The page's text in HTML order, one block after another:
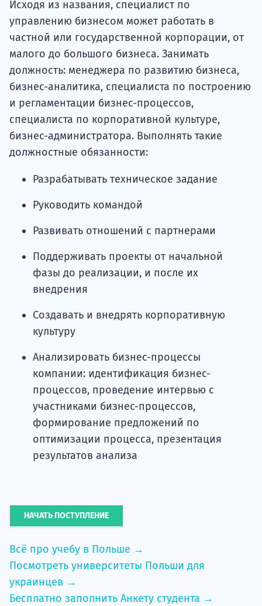
Исходя из названия, специалист по
управлению бизнесом может работать в
частной или государственной корпорации, от
малого до большого бизнеса. Занимать
должность: менеджера по развитию бизнеса,
бизнес-аналитика, специалиста по построению
и регламентации бизнес-процессов,
специалиста по корпоративной культуре,
бизнес-администратора. Выполнять такие
должностные обязанности:
Разрабатывать техническое задание
Руководить командой
Развивать отношений с партнерами
Поддерживать проекты от начальной
фазы до реализации, и после их
внедрения
Создавать и внедрять корпоративную
культуру
Анализировать бизнес-процессы
компании: идентификация бизнес-
процессов, проведение интервью с
участниками бизнес-процессов,
формирование предложений по
оптимизации процесса, презентация
результатов анализа
НАЧАТЬ ПОСТУПЛЕНИЕ
Всё про учебу в Польше →
Посмотреть университеты Польши для
украинцев →
Бесплатно заполнить Анкету студента →